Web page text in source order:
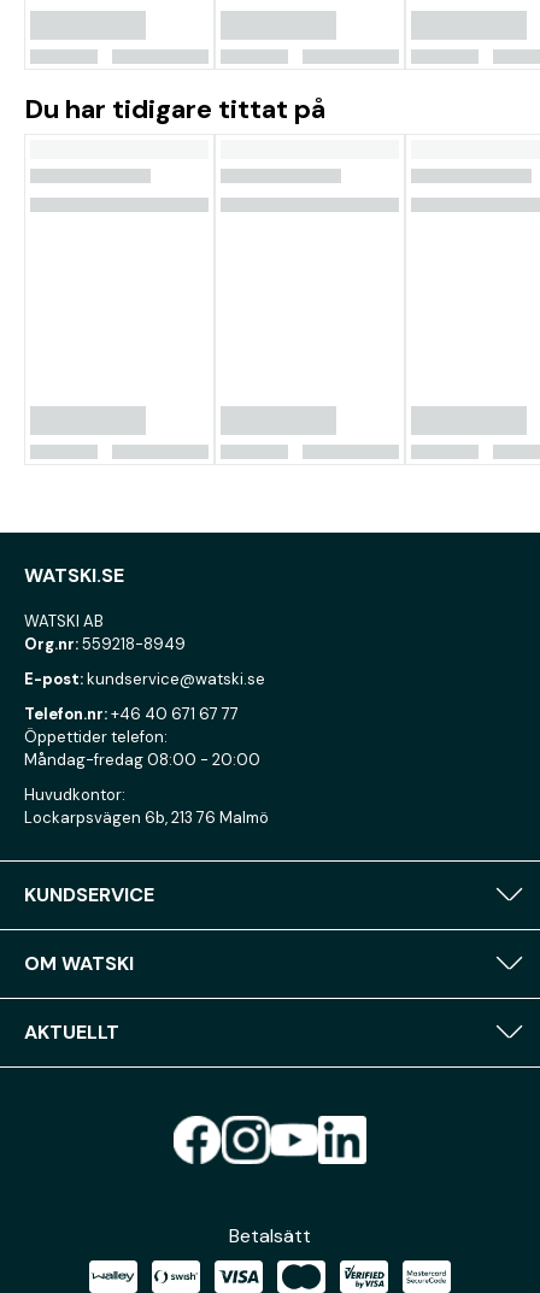
Du har tidigare tittat på
WATSKI.SE
WATSKI AB
Org.nr:559218-8949
E-post:kundservice@watski.se
Telefon.nr:+46 40 671 67 77
Öppettider telefon:
Måndag-fredag 08:00 - 20:00
Huvudkontor:
Lockarpsvägen 6b, 213 76 Malmö
KUNDSERVICE
OM WATSKI
AKTUELLT
Betalsätt